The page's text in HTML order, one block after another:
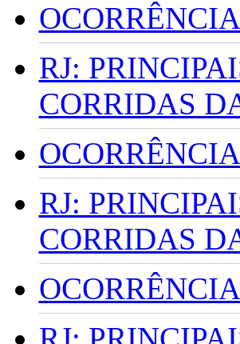
RJ:
CORRIDAS
RJ:
CORRIDAS